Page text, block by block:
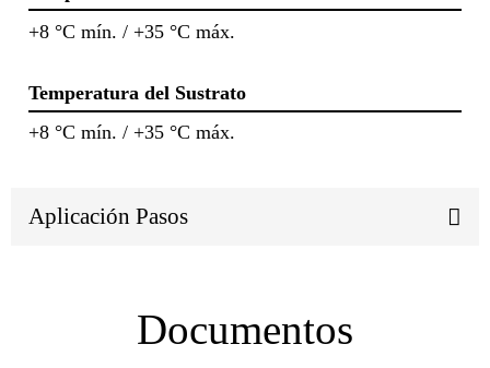
+8 °C mín. / +35 °C máx.
Temperatura del Sustrato
+8 °C mín. / +35 °C máx.
Aplicación Pasos
Documentos